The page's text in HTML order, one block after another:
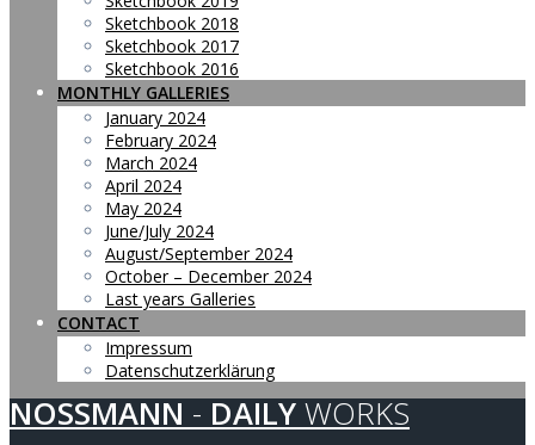
Sketchbook 2018
Sketchbook 2017
Sketchbook 2016
MONTHLY GALLERIES
January 2024
February 2024
March 2024
April 2024
May 2024
June/July 2024
August/September 2024
October – December 2024
Last years Galleries
CONTACT
Impressum
Datenschutzerklärung
NOSSMANN - DAILY WORKS